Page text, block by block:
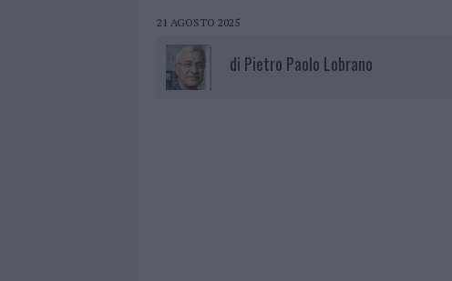
21 AGOSTO 2025
di Pietro Paolo Lobrano